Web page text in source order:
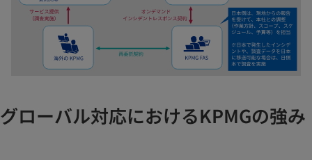
グローバル対応におけるKPMGの強み